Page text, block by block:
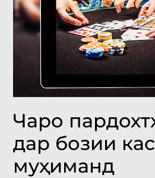
Чаро
дар бозии
муҳиманд